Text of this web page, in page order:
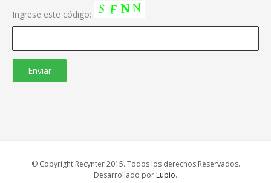
Ingrese este código:
© Copyright Recynter 2015. Todos los derechos Reservados.
Desarrollado por Lupio.